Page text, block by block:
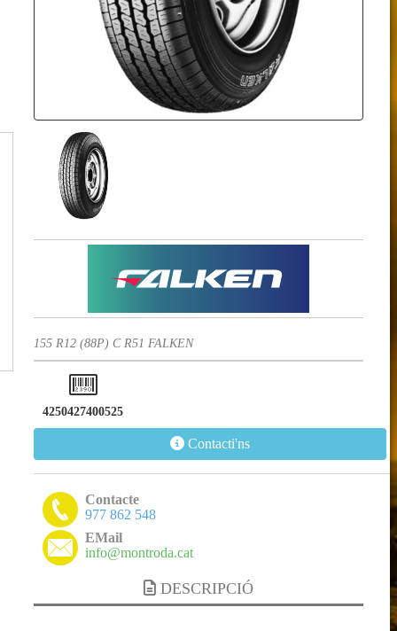
155 R12 (88P) C R51 FALKEN
4250427400525
Contacti'ns
Contacte
977 862 548
EMail
info@montroda.cat
DESCRIPCIÓ